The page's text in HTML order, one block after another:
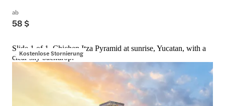
ab
58 $
Kostenlose Stornierung
Slide 1 of 1, Chichen Itza Pyramid at sunrise, Yucatan, with a
clear sky backdrop.